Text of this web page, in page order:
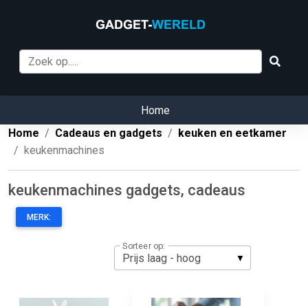
Home
Home
Cadeaus en gadgets
keuken en eetkamer
keukenmachines
keukenmachines gadgets, cadeaus
MERK:
Sorteer op: